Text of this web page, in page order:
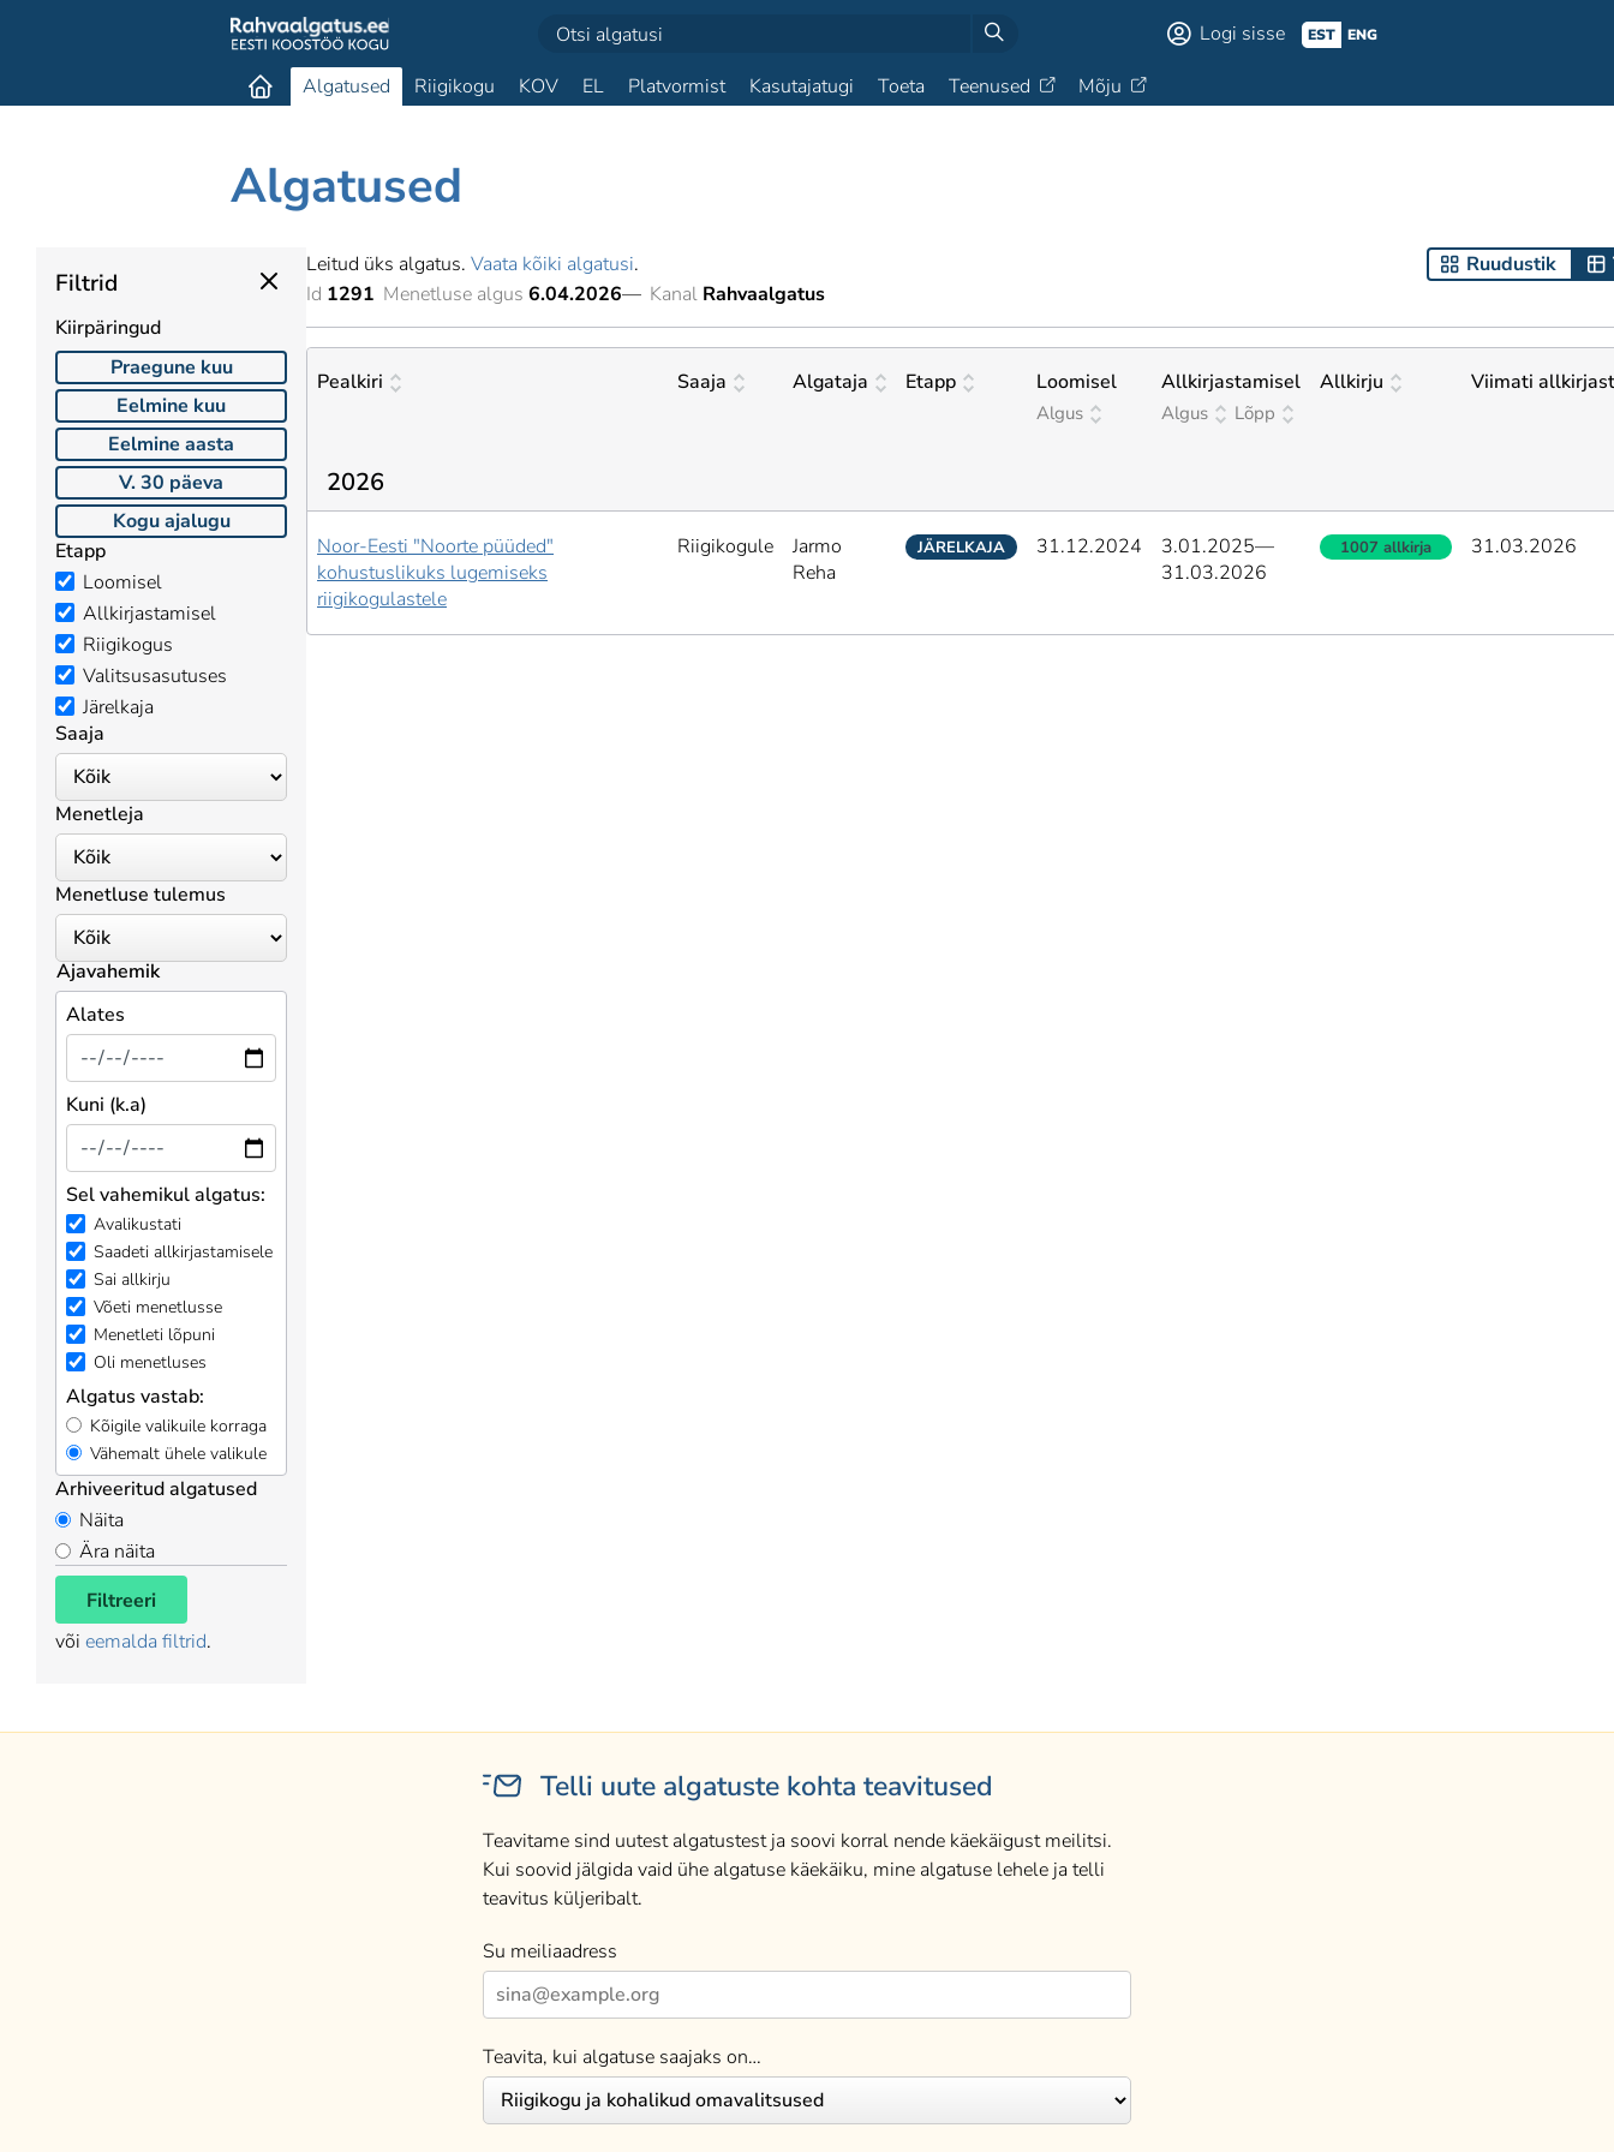
Logi sisse EST ENG
Algatused Riigikogu KOV EL Platvormist Kasutajatugi Toeta Teenused Mõju
Algatused
Filtrid
Kiirpäringud
Praegune kuu
Eelmine kuu
Eelmine aasta
V. 30 päeva
Kogu ajalugu
Etapp
Loomisel
Allkirjastamisel
Riigikogus
Valitsusasutuses
Järelkaja
Saaja
Menetleja
Menetluse tulemus
Ajavahemik
Alates
Kuni (k.a)
Sel vahemikul algatus:
Avalikustati
Saadeti allkirjastamisele
Sai allkirju
Võeti menetlusse
Menetleti lõpuni
Oli menetluses
Algatus vastab:
Kõigile valikuile korraga
Vähemalt ühele valikule
Arhiveeritud algatused
Näita
Ära näita
Filtreeri
või eemalda filtrid.
Leitud üks algatus. Vaata kõiki algatusi. Ruudustik
Id 1291 Menetluse algus 6.04.2026— Kanal Rahvaalgatus
Pealkiri Saaja Algataja Etapp Loomisel
Algus
Allkirjastamisel
Algus Lõpp
Allkirju Viimati
2026
Noor-Eesti "Noorte püüded"
kohustuslikuks lugemiseks
riigikogulastele
Riigikogule
Jarmo
Reha
JÄRELKAJA 31.12.2024 3.01.2025—
31.03.2026
1007 allkirja 31.03.2026
Telli uute algatuste kohta teavitused
Teavitame sind uutest algatustest ja soovi korral nende käekäigust meilitsi.
Kui soovid jälgida vaid ühe algatuse käekäiku, mine algatuse lehele ja telli
teavitus küljeribalt.
Su meiliaadress
Teavita, kui algatuse saajaks on…